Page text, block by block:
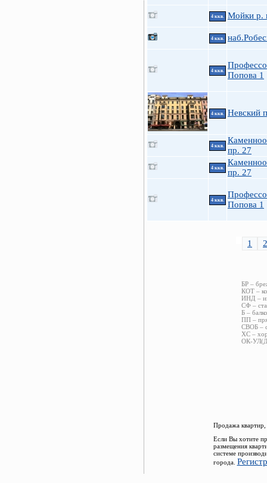
4 ккв. Мойки р.
4 ккв.
4 ккв.
Попова 1
4 ккв. Невский
4 ккв.
пр. 27
4 ккв.
пр. 27
4 ккв.
Попова 1
1 2
БР –
КОТ –
ИНД –
СФ –
Б –
ПП –
СВОБ –
ХС –
ОК-
Продажа
Если Вы хотите
размещения
системе
города.